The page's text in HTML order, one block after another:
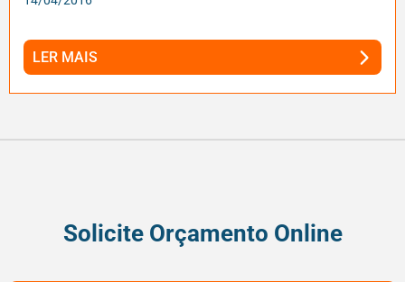
LER MAIS
Solicite Orçamento Online